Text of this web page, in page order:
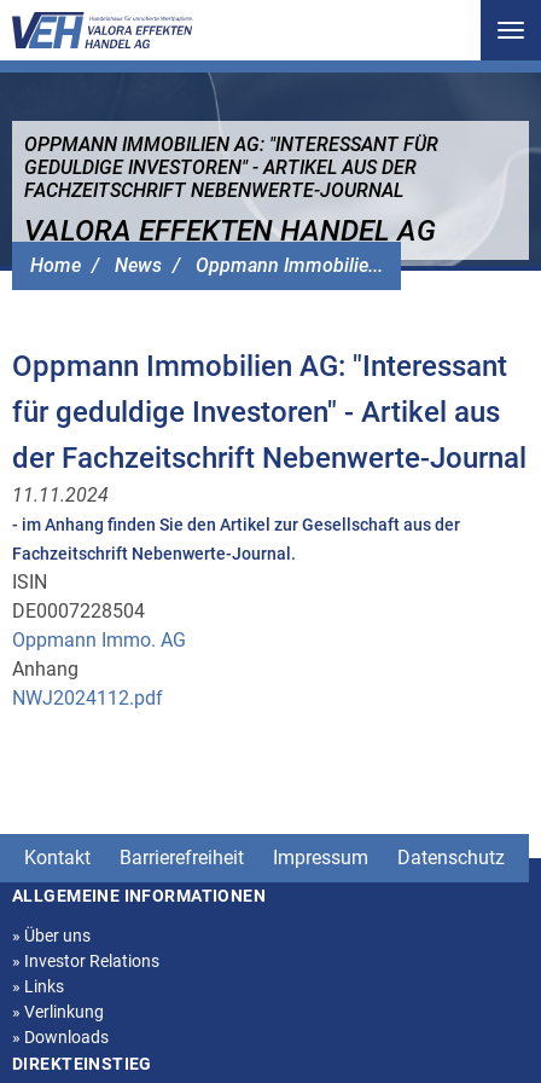
Home News Oppmann Immobilie...
OPPMANN IMMOBILIEN AG: "INTERESSANT FÜR
GEDULDIGE INVESTOREN" - ARTIKEL AUS DER
FACHZEITSCHRIFT NEBENWERTE-JOURNAL
VALORA EFFEKTEN HANDEL AG
Oppmann Immobilien AG: "Interessant
für geduldige Investoren" - Artikel aus
der Fachzeitschrift Nebenwerte-Journal
11.11.2024
- im Anhang finden Sie den Artikel zur Gesellschaft aus der
Fachzeitschrift Nebenwerte-Journal.
ISIN
DE0007228504
Oppmann Immo. AG
Anhang
NWJ2024112.pdf
Kontakt Barrierefreiheit Impressum Datenschutz
Seitenstruktur
ALLGEMEINE INFORMATIONEN
» Über uns
» Investor Relations
» Links
» Verlinkung
» Downloads
DIREKTEINSTIEG